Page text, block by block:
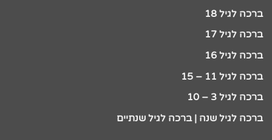
ברכה לגיל 18
ברכה לגיל 17
ברכה לגיל 16
ברכה לגיל 11 – 15
ברכה לגיל 3 – 10
ברכה לגיל שנה | ברכה לגיל שנתיים